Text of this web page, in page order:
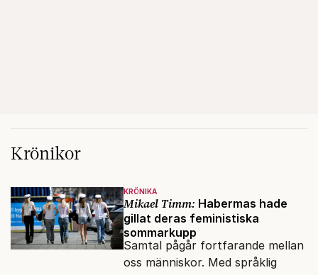
Krönikor
KRÖNIKA
Mikael Timm: Habermas hade
gillat deras feministiska
sommarkupp
Samtal pågår fortfarande mellan
oss människor. Med språklig